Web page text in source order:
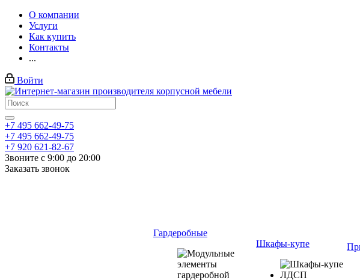
О компании
Услуги
Как купить
Контакты
...
Войти
+7 495 662-49-75
+7 495 662-49-75
+7 920 621-82-67
Звоните с 9:00 до 20:00
Заказать звонок
Гардеробные
Шкафы-купе